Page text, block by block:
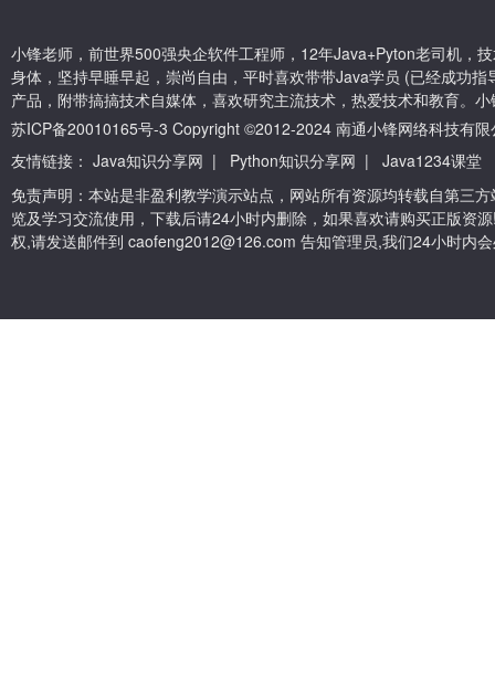
小锋老师，前世界500强央企软件工程师，12年Java+Pyton老司机，
身体，坚持早睡早起，崇尚自由，平时喜欢带带Java学员 (已经成功
产品，附带搞搞技术自媒体，喜欢研究主流技术，热爱技术和教育。
苏ICP备20010165号-3 Copyright ©2012-2024 南通小锋网络科技有限
友情链接： Java知识分享网 | Python知识分享网 |
Java1234课堂
免责声明：本站是非盈利教学演示站点，网站所有资源均转载自第三
览及学习交流使用，下载后请24小时内删除，如果喜欢请购买正版资
权,请发送邮件到 caofeng2012@126.com 告知管理员,我们24小时内